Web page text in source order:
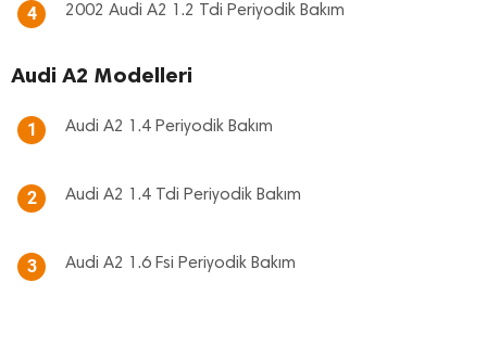
4 2002 Audi A2 1.2 Tdi Periyodik Bakım
Audi A2 Modelleri
1 Audi A2 1.4 Periyodik Bakım
2 Audi A2 1.4 Tdi Periyodik Bakım
3 Audi A2 1.6 Fsi Periyodik Bakım